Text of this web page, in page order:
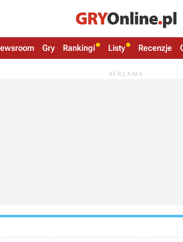
Gry Rankingi Listy Recenzje